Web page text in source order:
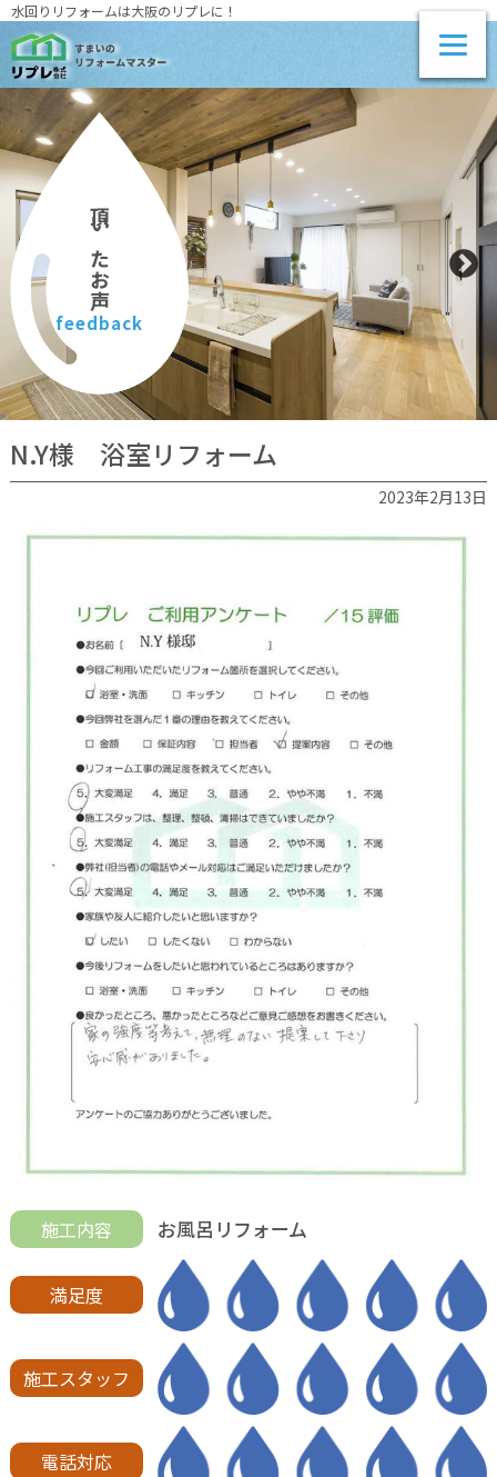
水回りリフォームは大阪のリプレに！
頂いたお声
feedback
N.Y様 浴室リフォーム
2023年2月13日
施工内容 お風呂リフォーム
満足度
施工スタッフ
電話対応